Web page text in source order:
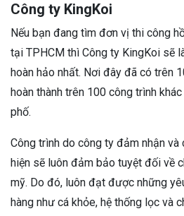
Công ty KingKoi
Nếu bạn đang tìm đơn vị thi công
tại TPHCM thì Công ty KingKoi sẽ
hoàn hảo nhất. Nơi đây đã có trên
hoàn thành trên 100 công trình
phố.
Công trình do công ty đảm nhận và
hiện sẽ luôn đảm bảo tuyệt đối về
mỹ. Do đó, luôn đạt được những
hàng như cá khỏe, hệ thống lọc và